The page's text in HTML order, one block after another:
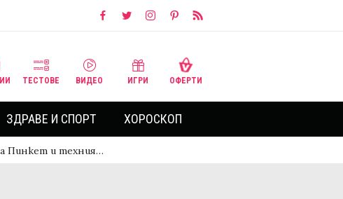
ТЕСТОВЕ ВИДЕО ИГРИ ОФЕРТИ
ЗДРАВЕ И СПОРТ ХОРОСКОП
Пинкет и техния…